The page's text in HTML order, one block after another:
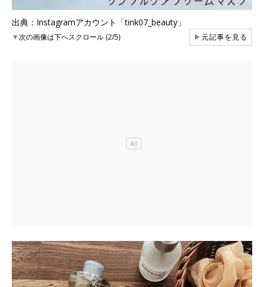
出典：Instagramアカウント「tink07_beauty」
▼次の画像は下へスクロール (2/5) ▶元記事を見る